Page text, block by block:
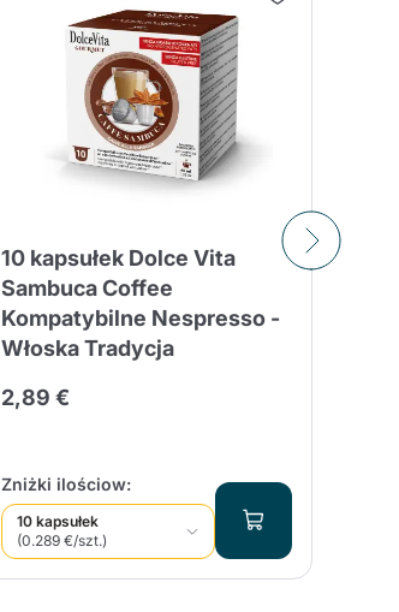
10 kapsułek Dolce Vita
Sambuca Coffee
Kompatybilne Nespresso -
Włoska Tradycja
2,89 €
Zniżki ilościow:
10 kapsułek
(0.289 €/szt.)